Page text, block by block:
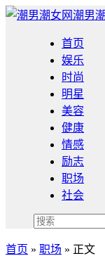
潮男
首页
娱乐
时尚
明星
美容
健康
情感
励志
职场
社会
首页 » 职场 » 正文